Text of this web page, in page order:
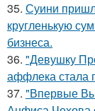
35. Суини
кругленькую
бизнеса.
36. "Девушку
аффлека стала
37. "Впервые